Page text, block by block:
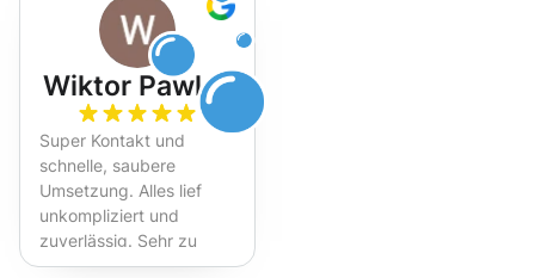
Wiktor Pawlak
Super Kontakt und
schnelle, saubere
Umsetzung. Alles lief
unkompliziert und
zuverlässig. Sehr zu
empfehlen!